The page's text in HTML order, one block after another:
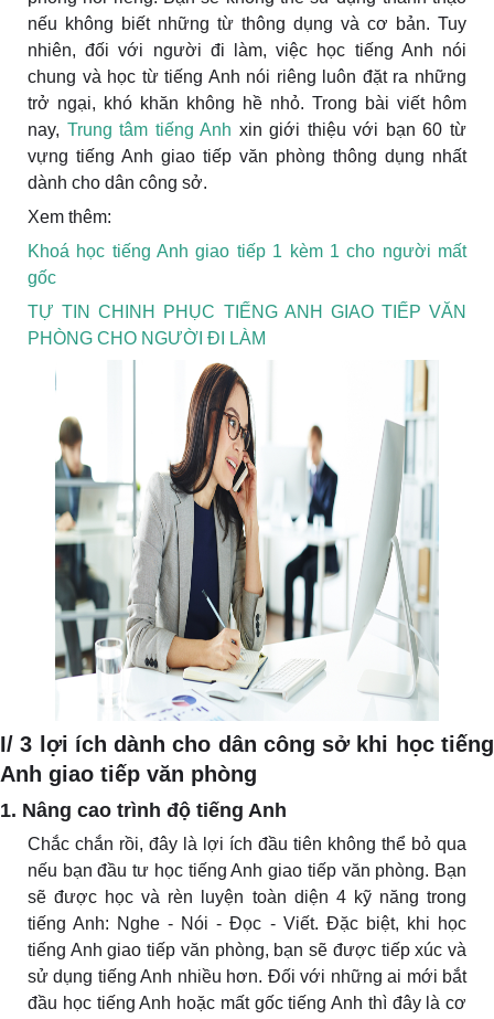
nếu không biết những từ thông dụng và cơ bản. Tuy
nhiên, đối với người đi làm, việc học tiếng Anh nói
chung và học từ tiếng Anh nói riêng luôn đặt ra những
trở ngại, khó khăn không hề nhỏ. Trong bài viết hôm
nay, Trung tâm tiếng Anh xin giới thiệu với bạn 60 từ
vựng tiếng Anh giao tiếp văn phòng thông dụng nhất
dành cho dân công sở.
Xem thêm:
Khoá học tiếng Anh giao tiếp 1 kèm 1 cho người mất
gốc
TỰ TIN CHINH PHỤC TIẾNG ANH GIAO TIẾP VĂN
PHÒNG CHO NGƯỜI ĐI LÀM
I/ 3 lợi ích dành cho dân công sở khi học tiếng
Anh giao tiếp văn phòng
1. Nâng cao trình độ tiếng Anh
Chắc chắn rồi, đây là lợi ích đầu tiên không thể bỏ qua
nếu bạn đầu tư học tiếng Anh giao tiếp văn phòng. Bạn
sẽ được học và rèn luyện toàn diện 4 kỹ năng trong
tiếng Anh: Nghe - Nói - Đọc - Viết. Đặc biệt, khi học
tiếng Anh giao tiếp văn phòng, bạn sẽ được tiếp xúc và
sử dụng tiếng Anh nhiều hơn. Đối với những ai mới bắt
đầu học tiếng Anh hoặc mất gốc tiếng Anh thì đây là cơ